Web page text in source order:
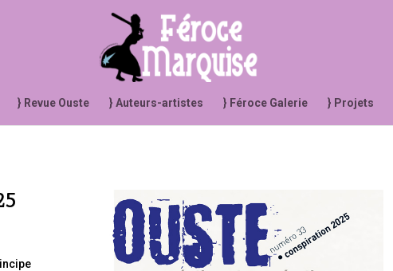
} Revue Ouste } Auteurs-artistes } Féroce Galerie } Projets